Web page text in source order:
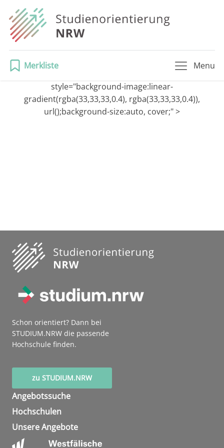
Merkliste
Menu
style="background-image:linear-
gradient(rgba(33,33,33,0.4), rgba(33,33,33,0.4)),
url();background-size:auto, cover;" >
Schon orientiert? Dann bei
STUDIUM.NRW die passende
Hochschule finden.
zu STUDIUM.NRW
Angebotssuche
Hochschulen
Unsere Angebote